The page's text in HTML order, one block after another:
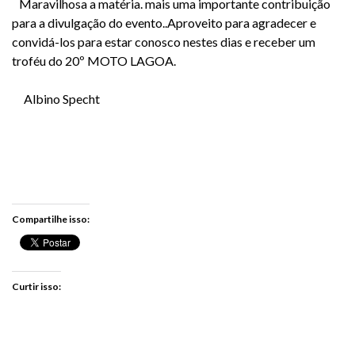
Maravilhosa a matéria. mais uma importante contribuição
para a divulgação do evento..Aproveito para agradecer e
convidá-los para estar conosco nestes dias e receber um
troféu do 20º MOTO LAGOA.
Albino Specht
Compartilhe isso:
Curtir isso: